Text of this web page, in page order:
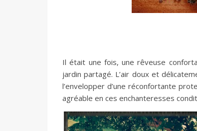
Il était une fois, une rêveuse
jardin partagé. L’air doux et
l’envelopper d’une réconfortante
agréable en ces enchanteresses